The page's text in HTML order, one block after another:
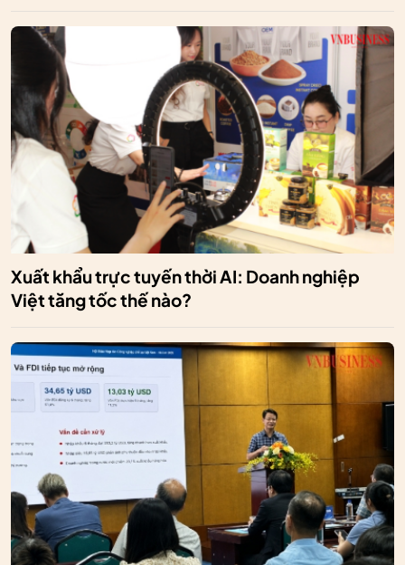
Xuất khẩu trực tuyến thời AI: Doanh nghiệp
Việt tăng tốc thế nào?